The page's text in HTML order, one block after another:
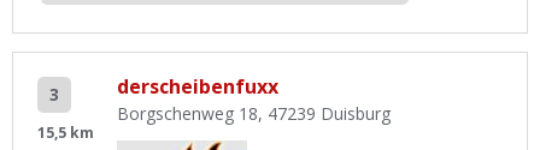
3
15,5 km
derscheibenfuxx
Borgschenweg 18, 47239 Duisburg